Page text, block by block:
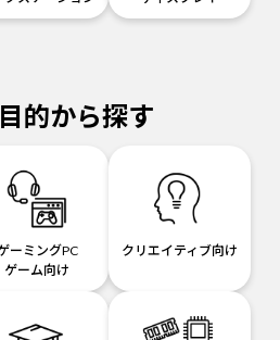
的から探す
ーミングPC
ゲーム向け
クリエイティブ向け